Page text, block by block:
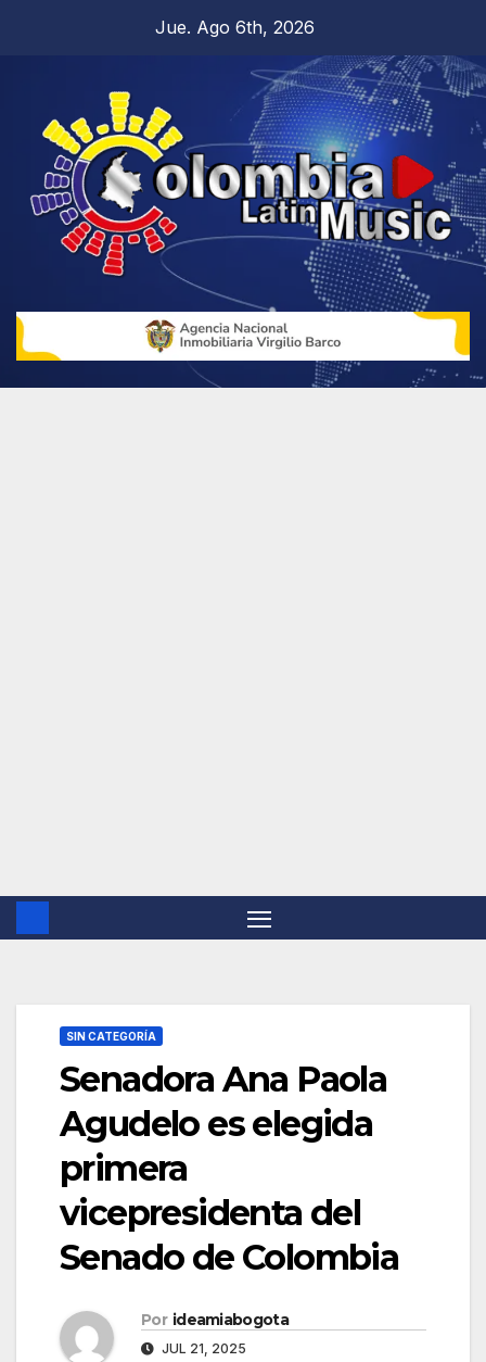
Jue. Ago 6th, 2026
SIN CATEGORÍA
Senadora Ana Paola
Agudelo es elegida
primera
vicepresidenta del
Senado de Colombia
Por ideamiabogota
JUL 21, 2025